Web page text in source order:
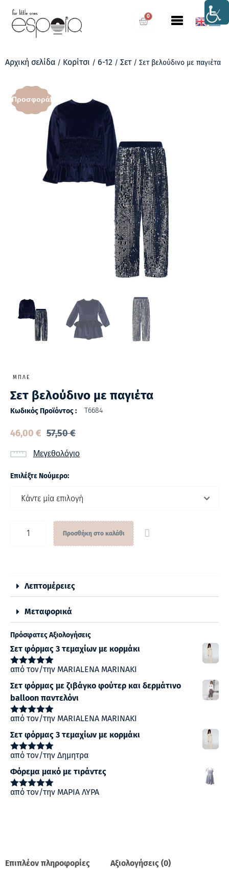
0
Αρχική σελίδα / Κορίτσι / 6-12 / Σετ/ Σετ βελούδινο με παγιέτα
Προσφορά!
ΜΠΛΕ
Σετ βελούδινο με παγιέτα
Κωδικός Προϊόντος : Τ6684
57,50€
46,00 €
Μεγεθολόγιο
Επιλέξτε Νούμερο:
Προσθήκη στο καλάθι
Λεπτομέρειες
Μεταφορικά
Πρόσφατες Αξιολογήσεις
Σετ φόρμας 3 τεμαχίων με κορμάκι
Βαθμολογήθηκε
από 5
από τον/την MARIALENA MARINAKI
Σετ φόρμας με ζιβάγκο φούτερ και δερμάτινο
balloon παντελόνι
Βαθμολογήθηκε
από 5
από τον/την MARIALENA MARINAKI
Σετ φόρμας 3 τεμαχίων με κορμάκι
Βαθμολογήθηκε
με
από τον/την Δημητρα
Φόρεμα μακό με τιράντες
Βαθμολογήθηκε
από τον/την ΜΑΡΙΑ ΛΥΡΑ
Επιπλέον πληροφορίες Αξιολογήσεις (0)